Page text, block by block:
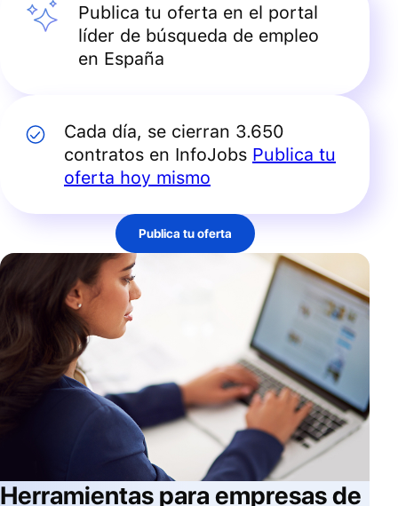
Publica tu oferta en el portal
líder de búsqueda de empleo
en España
Cada día, se cierran 3.650
contratos en InfoJobs Publica tu
oferta hoy mismo
Publica tu oferta
Herramientas para empresas de